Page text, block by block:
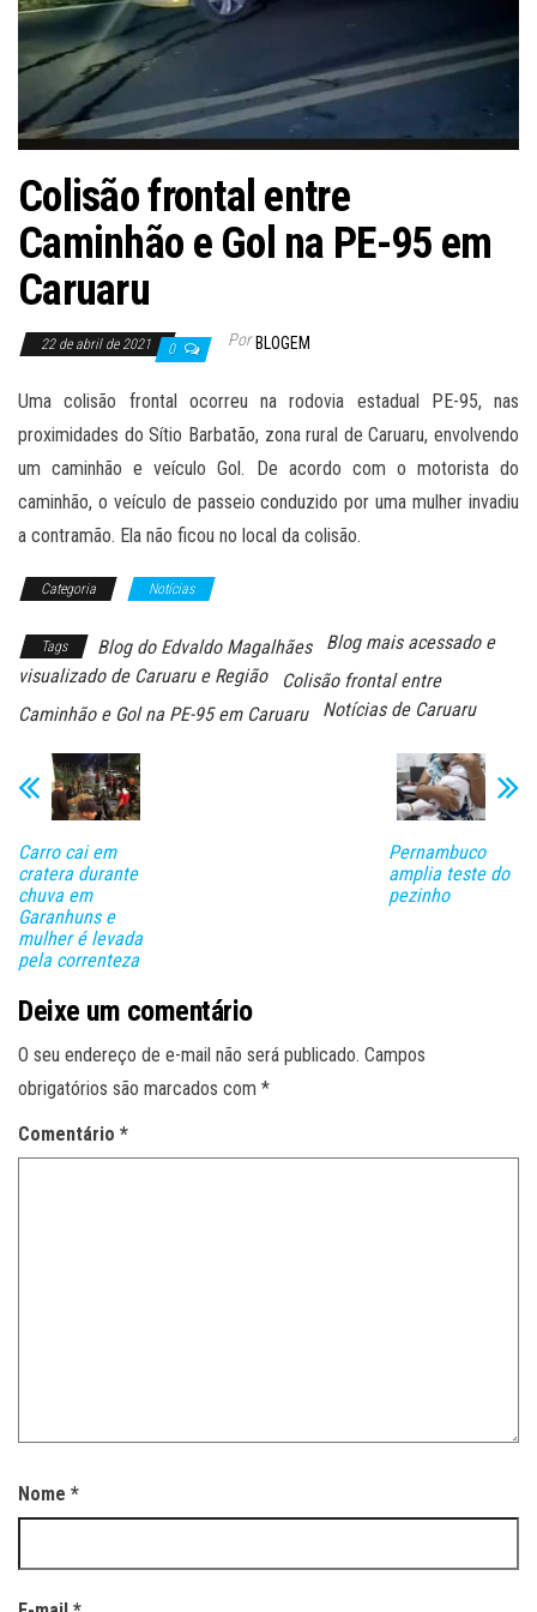
Colisão frontal entre
Caminhão e Gol na PE-95 em
Caruaru
22 de abril de 2021 0 Por BLOGEM
Uma colisão frontal ocorreu na rodovia estadual PE-95, nas
proximidades do Sítio Barbatão, zona rural de Caruaru, envolvendo
um caminhão e veículo Gol. De acordo com o motorista do
caminhão, o veículo de passeio conduzido por uma mulher invadiu
a contramão. Ela não ficou no local da colisão.
Categoria Notícias
Tags Blog do Edvaldo Magalhães
Blog mais acessado e
visualizado de Caruaru e Região
Colisão frontal entre
Caminhão e Gol na PE-95 em Caruaru
Notícias de Caruaru
Carro cai em
cratera durante
chuva em
Garanhuns e
mulher é levada
pela correnteza
Pernambuco
amplia teste do
pezinho
Deixe um comentário
O seu endereço de e-mail não será publicado. Campos
obrigatórios são marcados com *
Comentário *
Nome *